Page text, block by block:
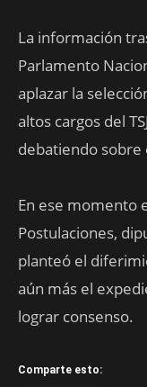
La información
Parlamento
aplazar la
altos cargos del
debatiendo sobre
En ese momento
Postulaciones,
planteó el
aún más el
lograr consenso.
Comparte esto: